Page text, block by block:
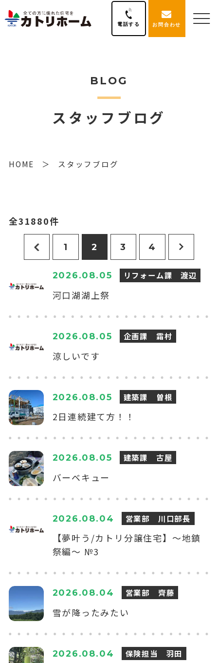
電話する お問合わせ
BLOG
スタッフブログ
HOME スタッフブログ
全31880件
1 2 3 4
2026.08.05 リフォーム課 渡辺
河口湖湖上祭
2026.08.05 企画課 霜村
涼しいです
2026.08.05 建築課 曽根
2日連続建て方！！
2026.08.05 建築課 古屋
バーベキュー
2026.08.04 営業部 川口部長
【夢叶う/カトリ分譲住宅】～地鎮
祭編～ №3
2026.08.04 営業部 齊藤
雪が降ったみたい
2026.08.04 保険担当 羽田